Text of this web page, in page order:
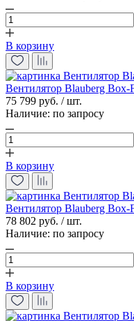
В корзину
Вентилятор Blauberg Box-
75 799 руб. / шт.
Наличие: по запросу
В корзину
Вентилятор Blauberg Box-
78 802 руб. / шт.
Наличие: по запросу
В корзину